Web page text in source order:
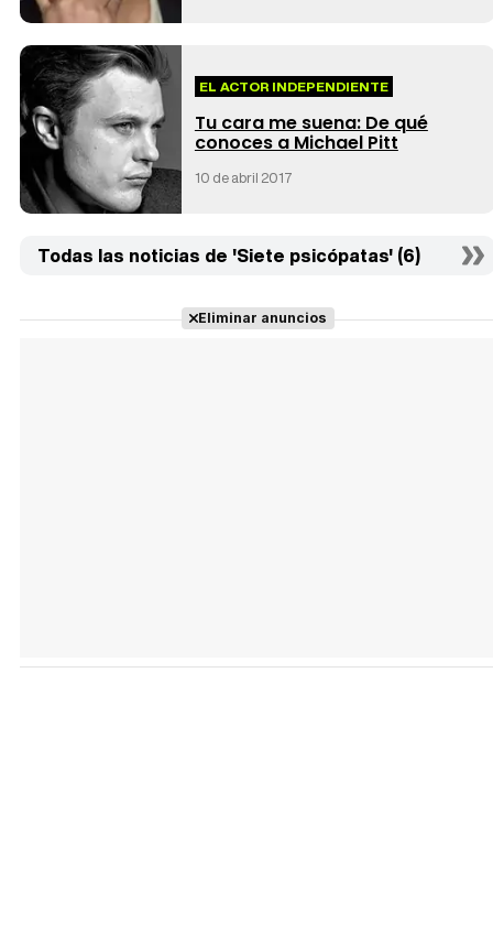
EL ACTOR INDEPENDIENTE
Tu cara me suena: De qué
conoces a Michael Pitt
10 de abril 2017
Todas las noticias de 'Siete psicópatas' (6)
Eliminar anuncios